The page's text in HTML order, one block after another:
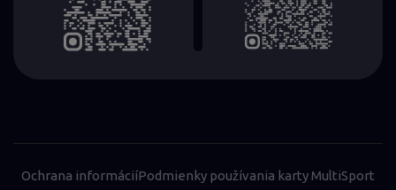
Ochrana informáciíPodmienky používania karty MultiSport